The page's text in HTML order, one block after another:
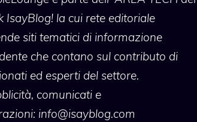
IsayBlog! la cui rete editoriale
siti tematici di informazione
che contano sul contributo di
ed esperti del settore.
comunicati e
info@isayblog.com